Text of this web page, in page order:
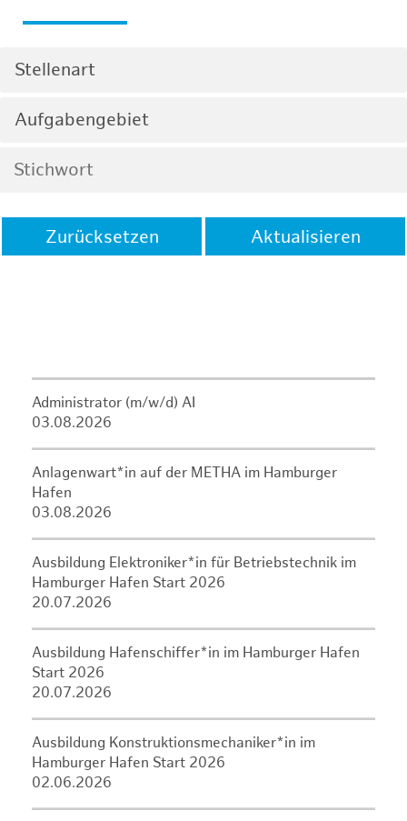
Stellenart
Aufgabengebiet
Zurücksetzen Aktualisieren
Administrator (m/w/d) AI
03.08.2026
Anlagenwart*in auf der METHA im Hamburger
Hafen
03.08.2026
Ausbildung Elektroniker*in für Betriebstechnik im
Hamburger Hafen Start 2026
20.07.2026
Ausbildung Hafenschiffer*in im Hamburger Hafen
Start 2026
20.07.2026
Ausbildung Konstruktionsmechaniker*in im
Hamburger Hafen Start 2026
02.06.2026